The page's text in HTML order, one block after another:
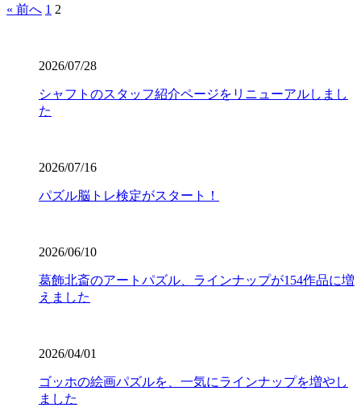
« 前へ 1 2
2026/07/28
シャフトのスタッフ紹介ページをリニューアルしまし
た
2026/07/16
パズル脳トレ検定がスタート！
2026/06/10
葛飾北斎のアートパズル、ラインナップが154作品に増
えました
2026/04/01
ゴッホの絵画パズルを、一気にラインナップを増やし
ました